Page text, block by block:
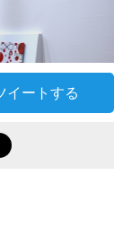
イートする